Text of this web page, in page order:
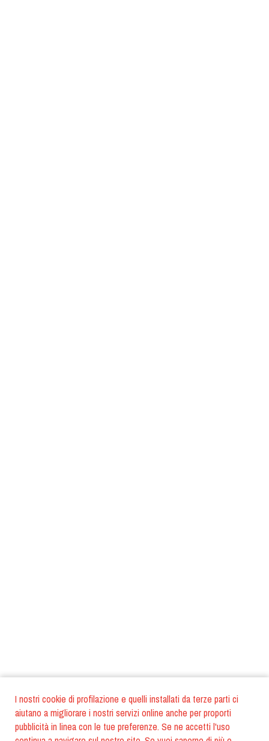
I nostri cookie di profilazione e quelli installati da terze parti ci
aiutano a migliorare i nostri servizi online anche per proporti
pubblicità in linea con le tue preferenze. Se ne accetti l'uso